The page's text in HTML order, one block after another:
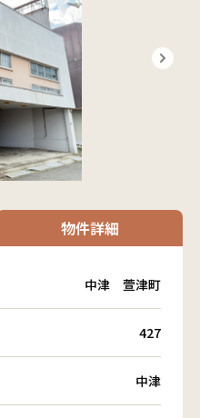
物件詳細
中津 萱津町
427
中津